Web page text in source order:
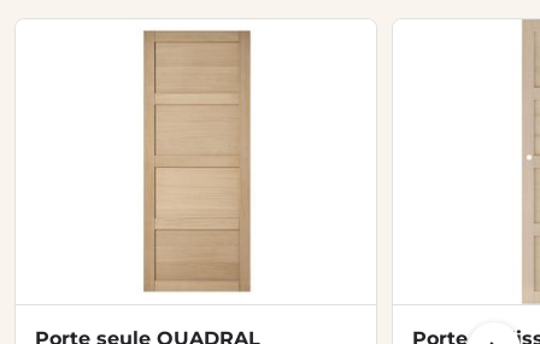
Porte seule QUADRAL Porte